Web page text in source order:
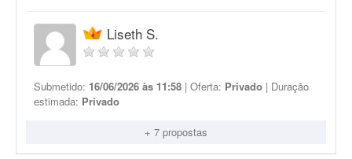
Liseth S.
Submetido: 16/06/2026 às 11:58 | Oferta: Privado | Duração
estimada: Privado
+ 7 propostas